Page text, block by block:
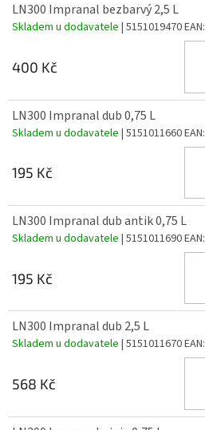
LN300 Impranal bezbarvý 2,5 L
Skladem u dodavatele | 5151019470EAN:
400 Kč
LN300 Impranal dub 0,75 L
Skladem u dodavatele | 5151011660EAN:
195 Kč
LN300 Impranal dub antik 0,75 L
Skladem u dodavatele | 5151011690EAN:
195 Kč
LN300 Impranal dub 2,5 L
Skladem u dodavatele | 5151011670EAN:
568 Kč